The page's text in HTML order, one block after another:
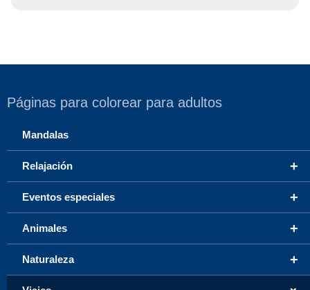
Páginas para colorear para adultos
Mandalas
+
Relajación
+
Eventos especiales
+
Animales
+
Naturaleza